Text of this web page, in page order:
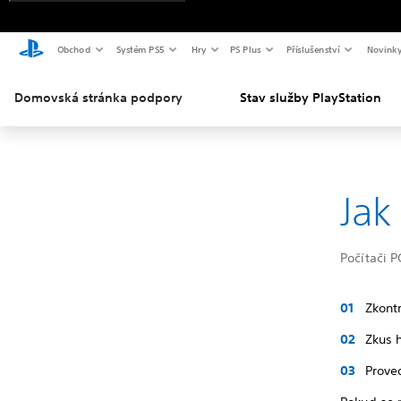
Obchod Systém PS5 Hry PS Plus Příslušenství Novinky
Domovská stránka podpory Stav služby PlayStation
Počítači
Zkus